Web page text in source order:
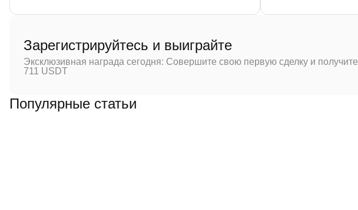
Зарегистрируйтесь и выиграйте
Эксклюзивная награда сегодня: Совершите свою первую сделку и получите
711 USDT
Популярные статьи